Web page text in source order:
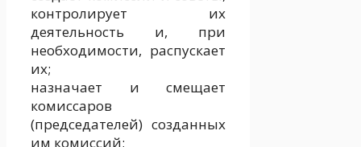
контролирует их
деятельность и, при
необходимости, распускает
их;
назначает и смещает
комиссаров
(председателей) созданных
им комиссий;